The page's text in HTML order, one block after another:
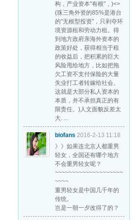
构，产业资本"有根"，)<>
(珠三角外资的85%是港台
的"无根型投资"，只剥夺环
境资源租和劳动力租。得
到地方政府亲海外资本的
政策好处，获得相当于租
的收益后，把积累的巨大
风险甩给地方，比如把拖
欠工资不支付保险的大量
失业打工者转嫁给社会。
这就是大部分私人资本的
本质，并不承担真正的有
限责任。)人文面貌反差太
大. ...
biofans 2016-2-13 11:18
》》如果连北京人都重男
轻女，全国还有哪个地方
不会重男轻女呢？
~~~~~~~~~~~~~~~~~~~~
~~~~
重男轻女是中国几千年的
传统。
岂是一朝一夕改得了的？